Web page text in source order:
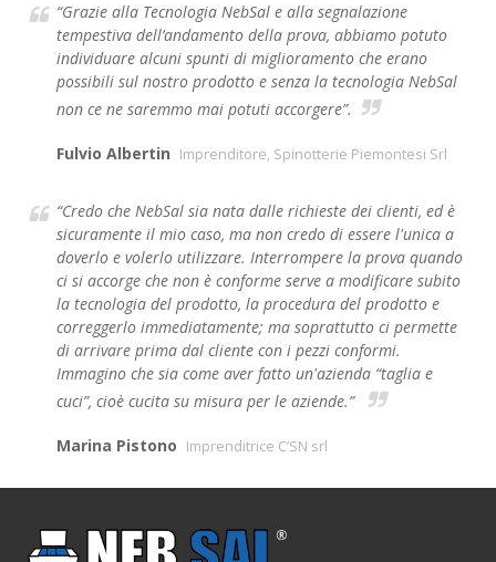
“Grazie alla Tecnologia NebSal e alla segnalazione
tempestiva dell’andamento della prova, abbiamo potuto
individuare alcuni spunti di miglioramento che erano
possibili sul nostro prodotto e senza la tecnologia NebSal
non ce ne saremmo mai potuti accorgere”.
Fulvio Albertin Imprenditore, Spinotterie Piemontesi Srl
“Credo che NebSal sia nata dalle richieste dei clienti, ed è
sicuramente il mio caso, ma non credo di essere l'unica a
doverlo e volerlo utilizzare. Interrompere la prova quando
ci si accorge che non è conforme serve a modificare subito
la tecnologia del prodotto, la procedura del prodotto e
correggerlo immediatamente; ma soprattutto ci permette
di arrivare prima dal cliente con i pezzi conformi.
Immagino che sia come aver fatto un'azienda “taglia e
cuci”, cioè cucita su misura per le aziende.”
Marina Pistono Imprenditrice C’SN srl